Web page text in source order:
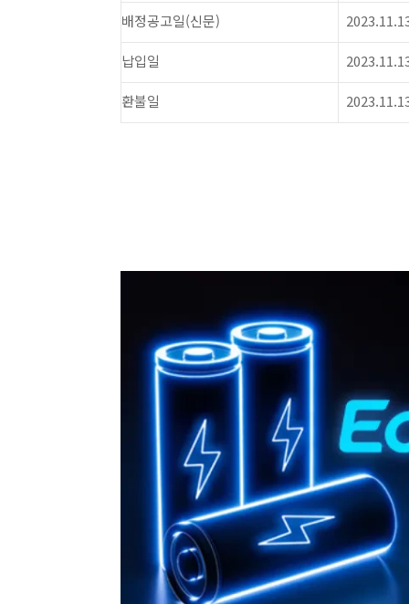
배정공고일(신문)
납입일
환불일